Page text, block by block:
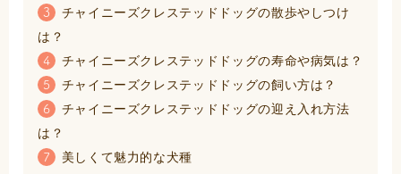
3
チャイニーズクレステッドドッグの散歩やしつけ
は？
4 チャイニーズクレステッドドッグの寿命や病気は？
5 チャイニーズクレステッドドッグの飼い方は？
6
チャイニーズクレステッドドッグの迎え入れ方法
は？
7 美しくて魅力的な犬種